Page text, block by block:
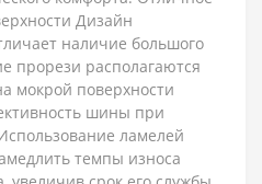
Дизайн
наличие большого
прорези располагаются
мокрой поверхности
шины при
ламелей
темпы износа